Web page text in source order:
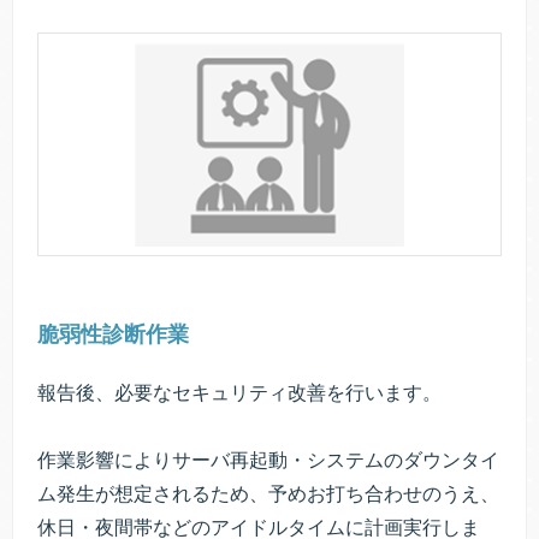
脆弱性診断作業
報告後、必要なセキュリティ改善を行います。
作業影響によりサーバ再起動・システムのダウンタイ
ム発生が想定されるため、予めお打ち合わせのうえ、
休日・夜間帯などのアイドルタイムに計画実行しま